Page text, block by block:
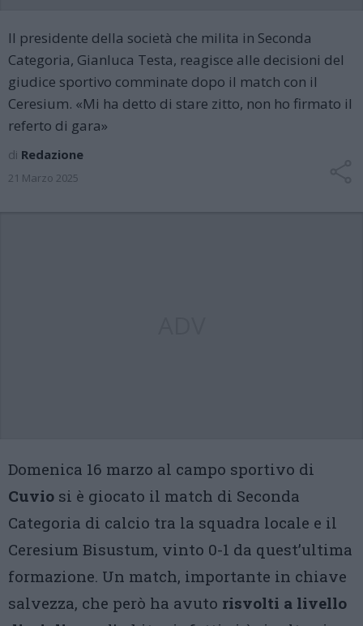
Il presidente della società che milita in Seconda
Categoria, Gianluca Testa, reagisce alle decisioni del
giudice sportivo comminate dopo il match con il
Ceresium. «Mi ha detto di stare zitto, non ho firmato il
referto di gara»
di Redazione
21 Marzo 2025
Domenica 16 marzo al campo sportivo di
Cuvio si è giocato il match di Seconda
Categoria di calcio tra la squadra locale e il
Ceresium Bisustum, vinto 0-1 da quest’ultima
formazione. Un match, importante in chiave
salvezza, che però ha avuto risvolti a livello